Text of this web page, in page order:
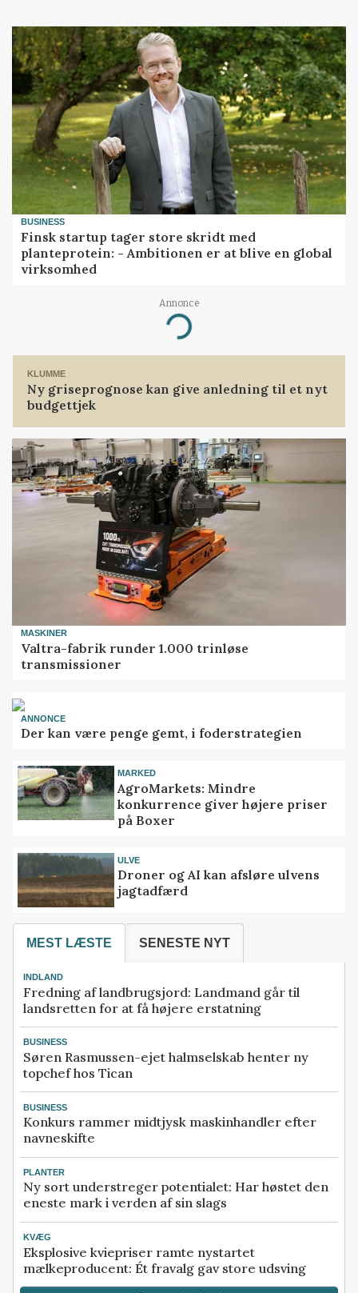
BUSINESS
Finsk startup tager store skridt med
planteprotein: - Ambitionen er at blive en global
virksomhed
Annonce
Loading...
KLUMME
Ny griseprognose kan give anledning til et nyt
budgettjek
MASKINER
Valtra-fabrik runder 1.000 trinløse
transmissioner
ANNONCE
Der kan være penge gemt, i foderstrategien
MARKED
AgroMarkets: Mindre
konkurrence giver højere priser
på Boxer
ULVE
Droner og AI kan afsløre ulvens
jagtadfærd
MEST LÆSTE SENESTE NYT
INDLAND
Fredning af landbrugsjord: Landmand går til
landsretten for at få højere erstatning
BUSINESS
Søren Rasmussen-ejet halmselskab henter ny
topchef hos Tican
BUSINESS
Konkurs rammer midtjysk maskinhandler efter
navneskifte
PLANTER
Ny sort understreger potentialet: Har høstet den
eneste mark i verden af sin slags
KVÆG
Eksplosive kviepriser ramte nystartet
mælkeproducent: Ét fravalg gav store udsving